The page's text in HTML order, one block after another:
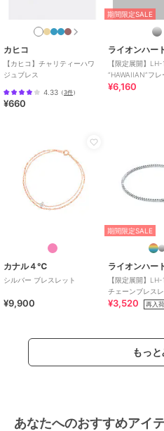
この普遍的な敬愛すべき人柄のよ
いつまでも忘れない、大人の男た
い、といった願いを込めて。
当時としてはまだ珍しかったインポ
レクトショップとして、海外の新
本に紹介。
また若手ドメスティックブランドの
期間限定セール開催中
ブランド ライオンハート
ショップ
アクセサリー
ブレスレ
性別タイプ
メンズ
アクセサリー
／ブレスレッ
レディース
／ブレスレ
シルバー
商品のお取り
カヒコ
【カヒコ】チャリティーハワ
ジュブレス
4.33 （3件）
¥660
期間限定SALE
ライオンハー
【限定展開】LH-1
“HAWAIIAN”フ
ル/サージカルス
¥6,160
カナル４℃
シルバー ブレスレット
¥9,900
期間限定SALE
ライオンハー
【限定展開】
チェーンブレスレ
ー/Mサイズ/ステ
¥3,520 再入荷
もっ
あなたへのおすすめアイ